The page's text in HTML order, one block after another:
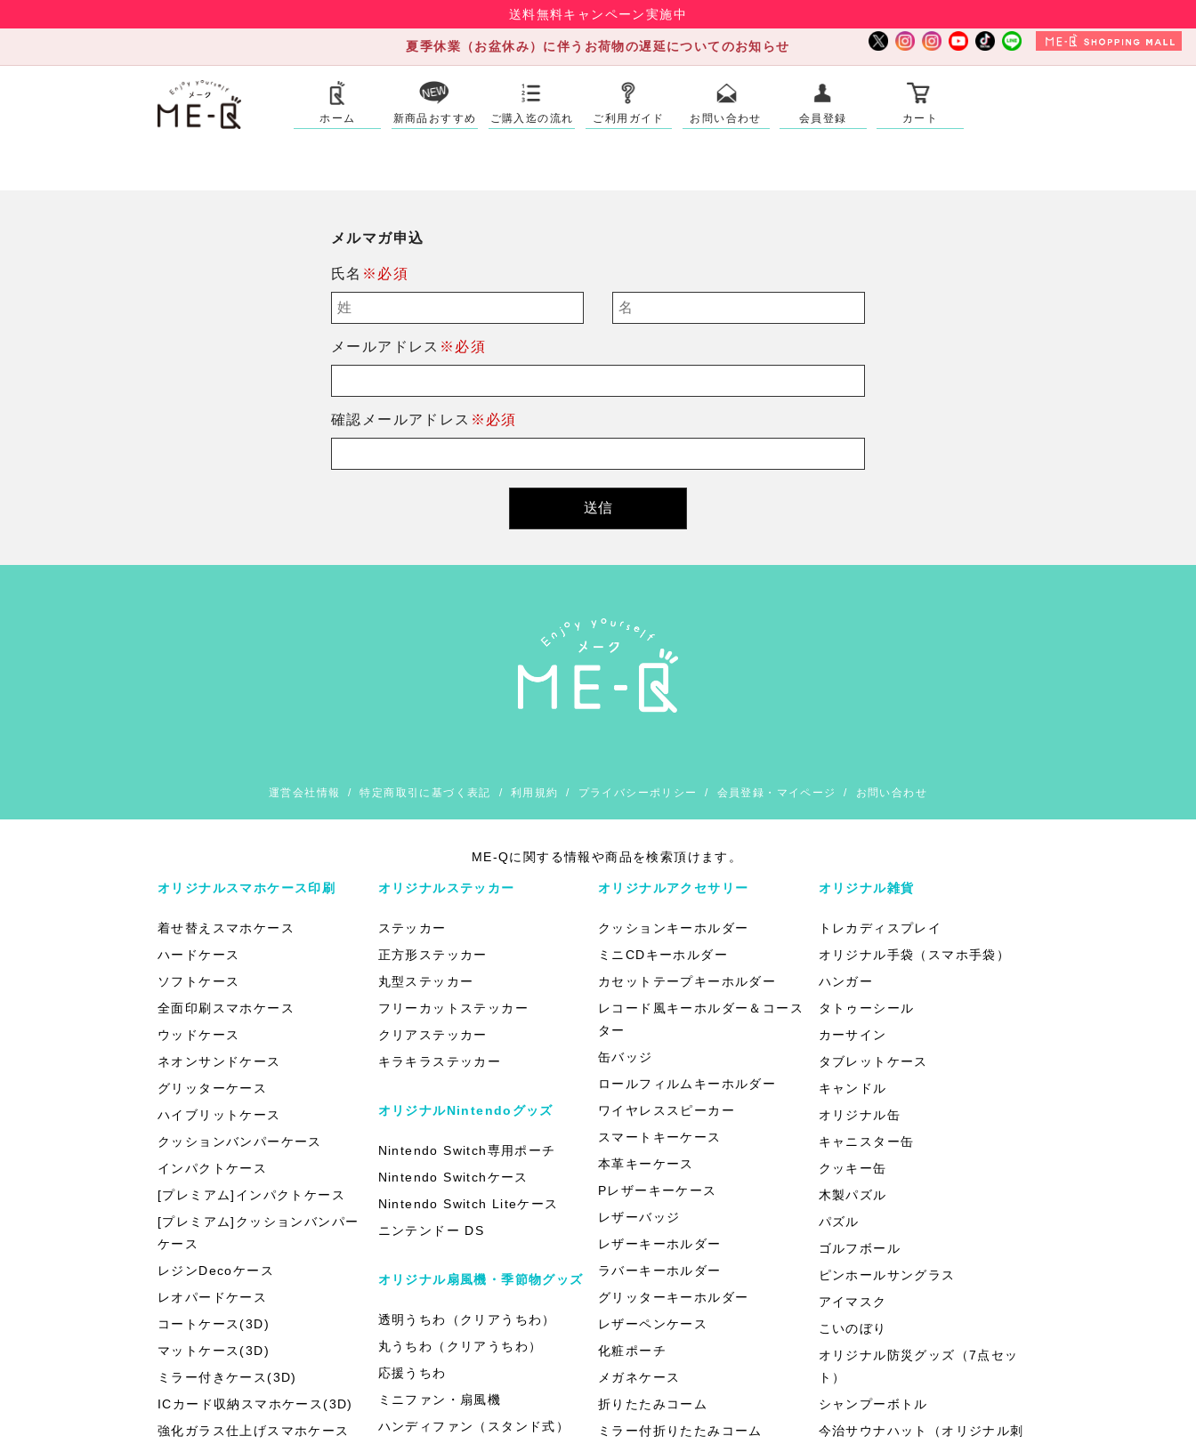
送料無料キャンペーン実施中
夏季休業（お盆休み）に伴うお荷物の遅延についてのお知らせ
ホーム 新商品おすすめ ご購入迄の流れ ご利用ガイド お問い合わせ 会員登録 カート
メルマガ申込
氏名 ※必須
メールアドレス ※必須
確認メールアドレス ※必須
運営会社情報 /特定商取引に基づく表記 / 利用規約 / プライバシーポリシー / 会員登録・マイページ / お問い合わせ
ME-Qに関する情報や商品を検索頂けます。
オリジナルスマホケース印刷
着せ替えスマホケース
ハードケース
ソフトケース
全面印刷スマホケース
ウッドケース
ネオンサンドケース
グリッターケース
ハイブリットケース
クッションバンパーケース
インパクトケース
[プレミアム]インパクトケース
[プレミアム]クッションバンパー
ケース
レジンDecoケース
レオパードケース
コートケース(3D)
マットケース(3D)
ミラー付きケース(3D)
ICカード収納スマホケース(3D)
強化ガラス仕上げスマホケース
オリジナルステッカー
ステッカー
正方形ステッカー
丸型ステッカー
フリーカットステッカー
クリアステッカー
キラキラステッカー
オリジナルNintendoグッズ
Nintendo Switch専用ポーチ
Nintendo Switchケース
Nintendo Switch Liteケース
ニンテンドー DS
オリジナル扇風機・季節物グッズ
透明うちわ（クリアうちわ）
丸うちわ（クリアうちわ）
応援うちわ
ミニファン・扇風機
ハンディファン（スタンド式）
オリジナルアクセサリー
クッションキーホルダー
ミニCDキーホルダー
カセットテープキーホルダー
レコード風キーホルダー＆コース
ター
缶バッジ
ロールフィルムキーホルダー
ワイヤレススピーカー
スマートキーケース
本革キーケース
Pレザーキーケース
レザーバッジ
レザーキーホルダー
ラバーキーホルダー
グリッターキーホルダー
レザーペンケース
化粧ポーチ
メガネケース
折りたたみコーム
ミラー付折りたたみコーム
オリジナル雑貨
トレカディスプレイ
オリジナル手袋（スマホ手袋）
ハンガー
タトゥーシール
カーサイン
タブレットケース
キャンドル
オリジナル缶
キャニスター缶
クッキー缶
木製パズル
パズル
ゴルフボール
ピンホールサングラス
アイマスク
こいのぼり
オリジナル防災グッズ（7点セッ
ト）
シャンプーボトル
今治サウナハット（オリジナル刺